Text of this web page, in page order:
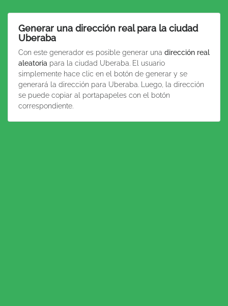
Generar una dirección real para la ciudad
Uberaba
Con este generador es posible generar una dirección real
aleatoria para la ciudad Uberaba. El usuario
simplemente hace clic en el botón de generar y se
generará la dirección para Uberaba. Luego, la dirección
se puede copiar al portapapeles con el botón
correspondiente.